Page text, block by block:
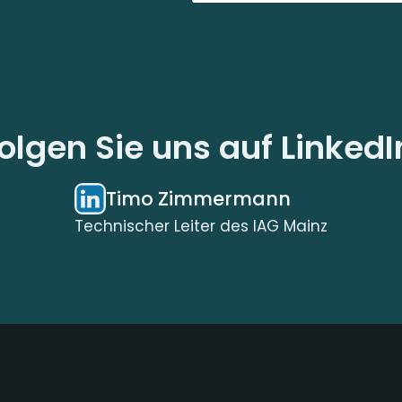
Sie uns auf
Timo Zimmermann
Technischer Leiter des IAG Mainz